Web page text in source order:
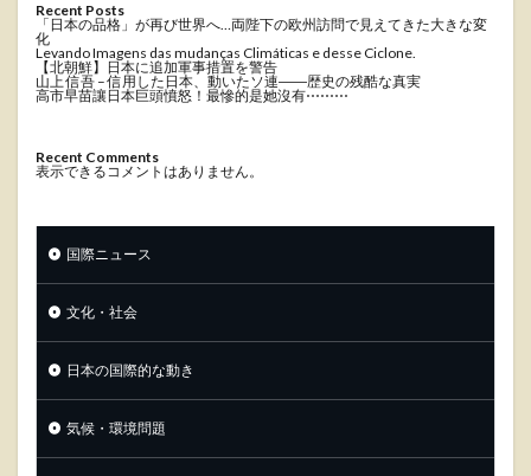
Recent Posts
「日本の品格」が再び世界へ…両陛下の欧州訪問で見えてきた大きな変
化
Levando Imagens das mudanças Climáticas e desse Ciclone.
【北朝鮮】日本に追加軍事措置を警告
山上 信吾 – 信用した日本、動いたソ連――歴史の残酷な真実
高市早苗讓日本巨頭憤怒！最慘的是她沒有⋯⋯⋯
Recent Comments
表示できるコメントはありません。
国際ニュース
文化・社会
日本の国際的な動き
気候・環境問題